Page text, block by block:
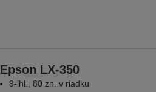
Epson LX-350
9-ihl., 80 zn. v riadku